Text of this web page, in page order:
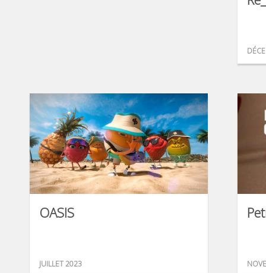
OASIS
JUILLET 2023